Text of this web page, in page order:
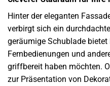
Hinter der eleganten
verbirgt sich ein
geräumige Schublade bietet
Fernbedienungen und
griffbereit haben möchten.
zur Präsentation von